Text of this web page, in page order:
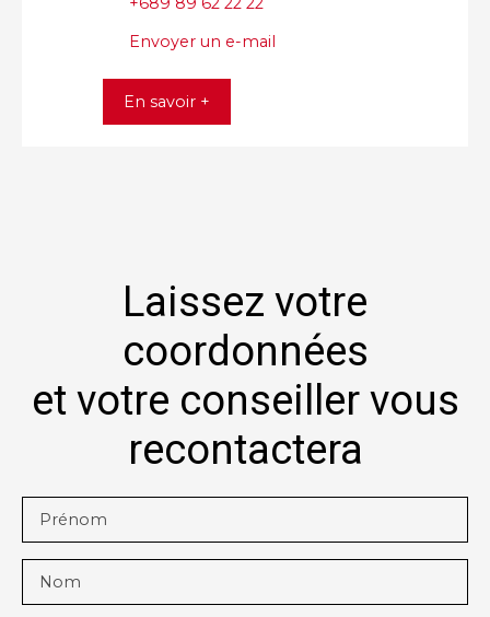
Envoyer un e-mail
En savoir +
Laissez votre
coordonnées
et votre conseiller vous
recontactera
Prénom
Nom